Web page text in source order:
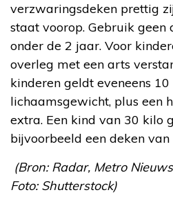
verzwaringsdeken prettig
staat voorop. Gebruik geen
onder de 2 jaar. Voor
overleg met een arts
kinderen geldt eveneens
lichaamsgewicht, plus een
extra. Een kind van 30 kilo
bijvoorbeeld een deken
(Bron: Radar, Metro
Foto: Shutterstock)